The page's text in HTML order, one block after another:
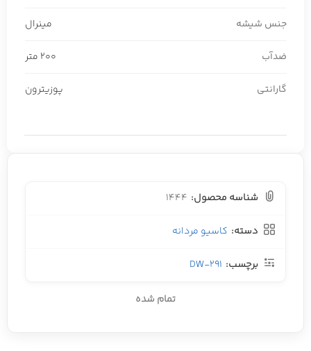
جنس شیشه مینرال
ضدآب 200 متر
گارانتی پوزیترون
شناسه محصول: 1444
دسته: کاسیو مردانه
برچسب: DW-291
تمام شده